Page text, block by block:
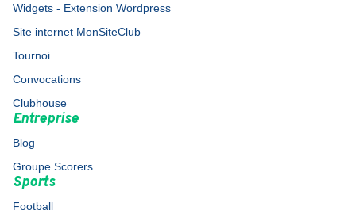
Widgets - Extension Wordpress
Site internet MonSiteClub
Tournoi
Convocations
Clubhouse
Entreprise
Blog
Groupe Scorers
Sports
Football